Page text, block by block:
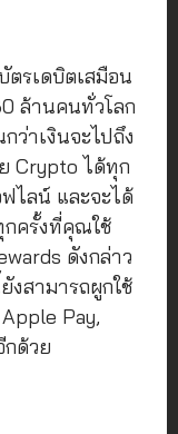
ตรเดบิตเสมือน
ล้านคนทั่วโลก
ว่าเงินจะไปถึง
Crypto ได้ทุก
ไลน์ และจะได้
กครั้งที่คุณใช้
ดังกล่าว
งสามารถผูกใช้
Pay,
กด้วย